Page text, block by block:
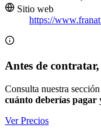
Sitio web
https://
Antes de
Consulta nuestra
cuánto deberías pagar
Ver Precios